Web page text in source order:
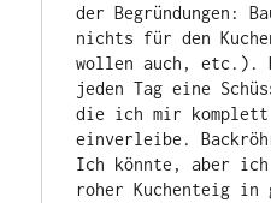
der Begründungen:
nichts für den
wollen auch, etc.).
jeden Tag eine
die ich mir
einverleibe.
Ich könnte, aber
roher Kuchenteig in